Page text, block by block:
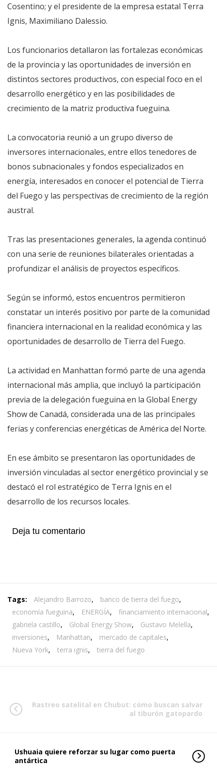
Cosentino; y el presidente de la empresa estatal Terra
Ignis, Maximiliano Dalessio.
Los funcionarios detallaron las fortalezas económicas
de la provincia y las oportunidades de inversión en
distintos sectores productivos, con especial foco en el
desarrollo energético y en las posibilidades de
crecimiento de la matriz productiva fueguina.
La convocatoria reunió a un grupo diverso de
inversores internacionales, entre ellos tenedores de
bonos subnacionales y fondos especializados en
energía, interesados en conocer el potencial de Tierra
del Fuego y las perspectivas de crecimiento de la región
austral.
Tras las presentaciones generales, la agenda continuó
con una serie de reuniones bilaterales orientadas a
profundizar el análisis de proyectos específicos.
Según se informó, estos encuentros permitieron
constatar un interés positivo por parte de la comunidad
financiera internacional en la realidad económica y las
oportunidades de desarrollo de Tierra del Fuego.
La actividad en Manhattan formó parte de una agenda
internacional más amplia, que incluyó la participación
previa de la delegación fueguina en la Global Energy
Show de Canadá, considerada una de las principales
ferias y conferencias energéticas de América del Norte.
En ese ámbito se presentaron las oportunidades de
inversión vinculadas al sector energético provincial y se
destacó el rol estratégico de Terra Ignis en el
desarrollo de los recursos locales.
Deja tu comentario
Tags: Alejandro Barrozo, banco de tierra del fuego,
economía fueguina, ENERGÍA, financiamiento internacional,
gabriela castillo, Global Energy Show, Gustavo Melella,
inversiones, Manhattan, mercado de capitales,
Nueva York, terra ignis, tierra del fuego
Rastreo satelital en Chubut: cómo buscan salvar
al tiburón gatopardo
Ushuaia quiere reforzar su lugar como puerta
antártica